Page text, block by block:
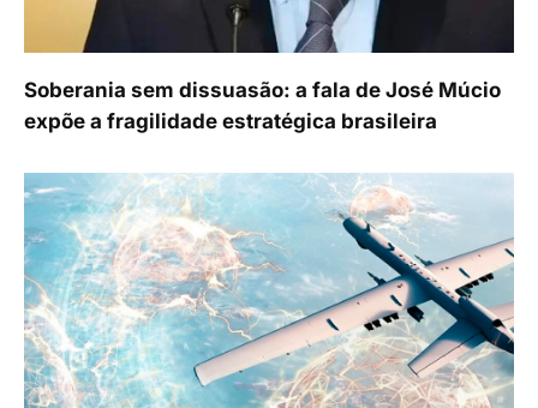
Soberania sem dissuasão: a fala de José Múcio
expõe a fragilidade estratégica brasileira